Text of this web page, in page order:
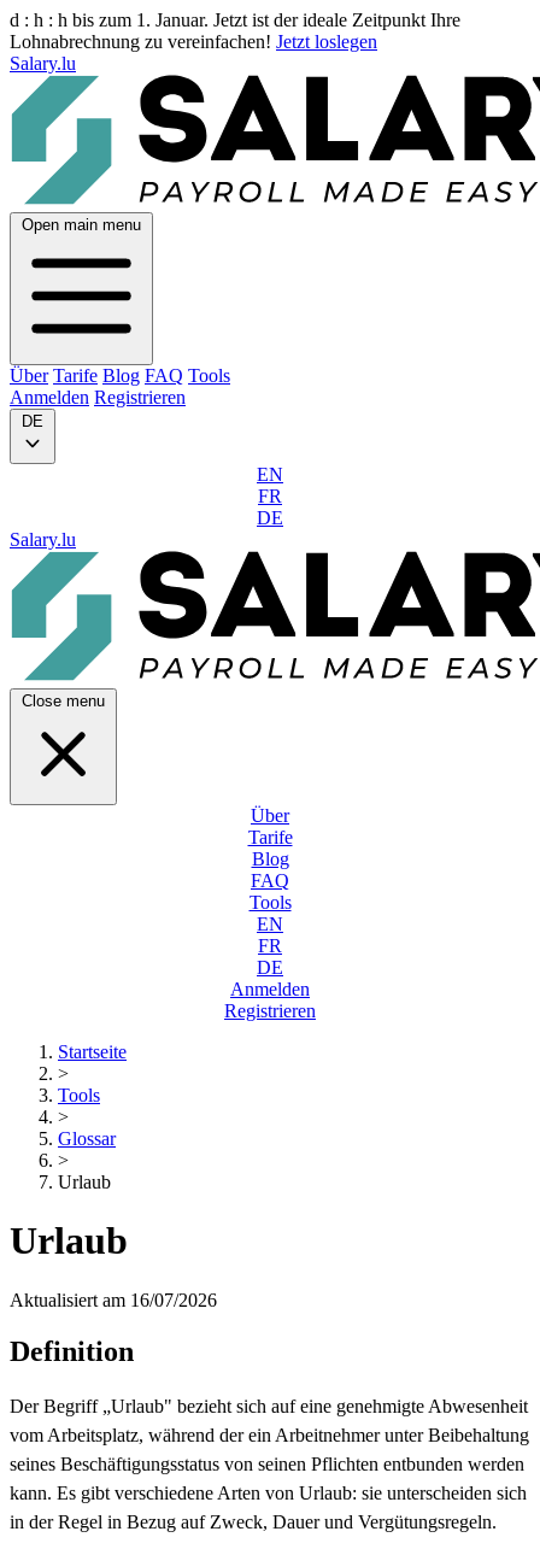
d : h : h bis zum 1. Januar. Jetzt ist der ideale Zeitpunkt Ihre
Lohnabrechnung zu vereinfachen! Jetzt loslegen
Salary.lu
Open main menu
Über Tarife Blog FAQ Tools
Anmelden Registrieren
DE
EN
FR
DE
Salary.lu
Close menu
Über
Tarife
Blog
FAQ
Tools
EN
FR
DE
Anmelden
Registrieren
Startseite
>
Tools
>
Glossar
>
Urlaub
Urlaub
Aktualisiert am 16/07/2026
Definition
Der Begriff „Urlaub" bezieht sich auf eine genehmigte Abwesenheit
vom Arbeitsplatz, während der ein Arbeitnehmer unter Beibehaltung
seines Beschäftigungsstatus von seinen Pflichten entbunden werden
kann. Es gibt verschiedene Arten von Urlaub: sie unterscheiden sich
in der Regel in Bezug auf Zweck, Dauer und Vergütungsregeln.